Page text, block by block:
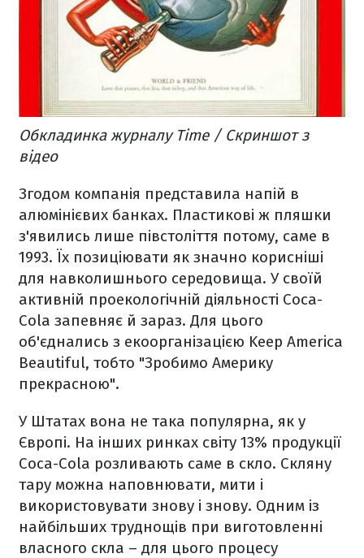
Обкладинка журналу Time / Скриншот з
відео
Згодом компанія представила напій в
алюмінієвих банках. Пластикові ж пляшки
з'явились лише півстоліття потому, саме в
1993. Їх позиціювати як значно корисніші
для навколишнього середовища. У своїй
активній проекологічній діяльності Coca-
Cola запевняє й зараз. Для цього
об'єднались з екоорганізацією Keep America
Beautiful, тобто "Зробимо Америку
прекрасною".
У Штатах вона не така популярна, як у
Європі. На інших ринках світу 13% продукції
Coca-Cola розливають саме в скло. Скляну
тару можна наповнювати, мити і
використовувати знову і знову. Одним із
найбільших труднощів при виготовленні
власного скла – для цього процесу